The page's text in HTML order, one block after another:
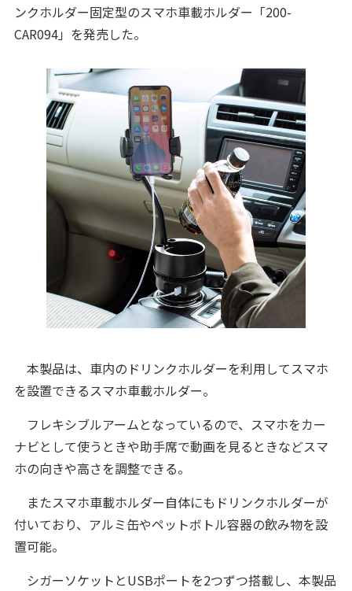
ンクホルダー固定型のスマホ車載ホルダー「200-
CAR094」を発売した。
本製品は、車内のドリンクホルダーを利用してスマホ
を設置できるスマホ車載ホルダー。
フレキシブルアームとなっているので、スマホをカー
ナビとして使うときや助手席で動画を見るときなどスマ
ホの向きや高さを調整できる。
またスマホ車載ホルダー自体にもドリンクホルダーが
付いており、アルミ缶やペットボトル容器の飲み物を設
置可能。
シガーソケットとUSBポートを2つずつ搭載し、本製品